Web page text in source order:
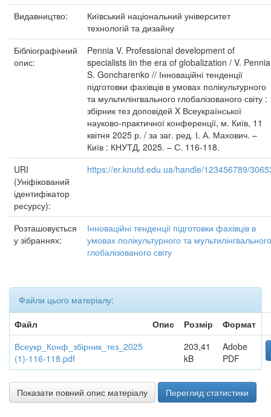
Видавництво:
Київський національний університет
технологій та дизайну
Бібліографічний
опис:
Pennia V. Professional development of
specialists iin the era of globalization / V.
S. Goncharenko // Інноваційні тенденції
підготовки фахівців в умовах полікультурного
та мультилінгвального глобалізованого світу :
збірник тез доповідей X Всеукраїнської
науково-практичної конференції, м. Київ, 11
квітня 2025 р. / за заг. ред. І. А. Махович. –
Київ : КНУТД, 2025. – С. 116-118.
URI
(Уніфікований
ідентифікатор
ресурсу):
https://er.knutd.edu.ua/handle/123456789/
Розташовується
у зібраннях:
Інноваційні тенденції підготовки фахівців в
умовах полікультурного та мультилінгвального
глобалізованого світу
Файли цього матеріалу:
Файл
Опис Розмір
Формат
Всеукр_Конф_збірник_тез_2025
(1)-116-118.pdf
203,41
kB
Adobe
PDF
Показати повний опис матеріалу Перегляд статистики